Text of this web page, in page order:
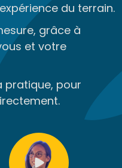
du terrain.
grâce à
et votre
pratique, pour